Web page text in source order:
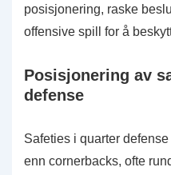
posisjonering, raske
offensive spill for å
Posisjonering av
defense
Safeties i quarter
enn cornerbacks, ofte